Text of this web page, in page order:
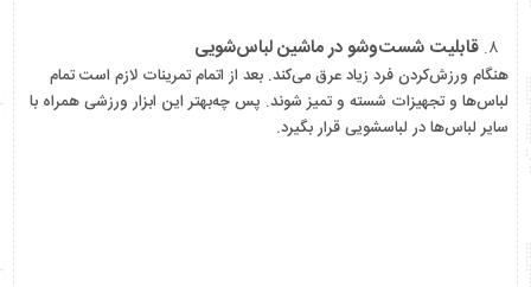
قابلیت شست‌وشو در ماشین لباس‌شویی
هنگام ورزش‌کردن فرد زیاد عرق می‌کند. بعد از اتمام تمرینات لازم است تمام
لباس‌ها و تجهیزات شسته و تمیز شوند. پس چه‌بهتر این ابزار ورزشی همراه با
سایر لباس‌ها در لباسشویی قرار بگیرد.